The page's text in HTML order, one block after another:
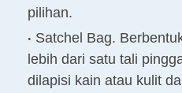
pilihan.
Satchel Bag.
lebih dari satu tali
dilapisi kain atau kulit